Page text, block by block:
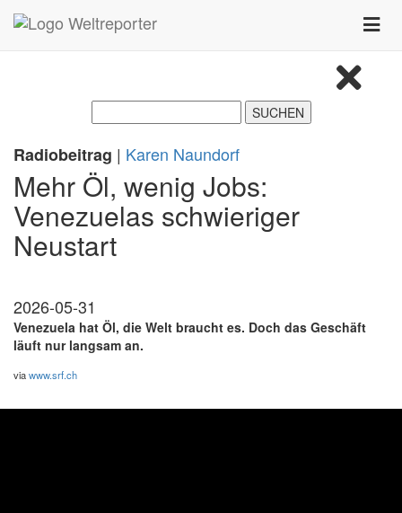
Zum Inhalt springen
Toggle
Radiobeitrag | Karen Naundorf
Mehr Öl, wenig Jobs:
Venezuelas schwieriger
Neustart
2026-05-31
Venezuela hat Öl, die Welt braucht es. Doch das Geschäft
läuft nur langsam an.
viawww.srf.ch